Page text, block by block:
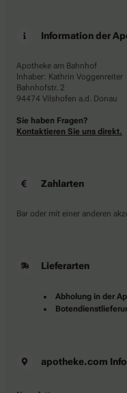
Information der
Apotheke am Bahnhof
Inhaber: Kathrin Voggenreiter
Bahnhofstr. 2
94474 Vilshofen a.d. Donau
Sie haben Fragen?
Kontaktieren Sie uns direkt.
Zahlarten
Bar oder mit einer anderen
Lieferarten
Abholung in der
apotheke.com